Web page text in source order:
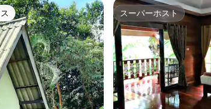
ョイスです。 スーパーホスト
スーパーホスト